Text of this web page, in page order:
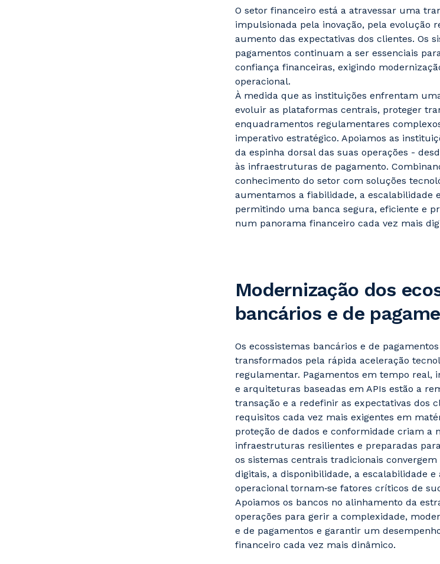
O setor financeiro está a atravessar uma
impulsionada pela inovação, pela evolução
aumento das expectativas dos clientes. Os
pagamentos continuam a ser essenciais
confiança financeiras, exigindo
operacional.
À medida que as instituições enfrentam
evoluir as plataformas centrais, proteger
enquadramentos regulamentares
imperativo estratégico. Apoiamos as
da espinha dorsal das suas operações -
às infraestruturas de pagamento.
conhecimento do setor com soluções
aumentamos a fiabilidade, a escalabilidade
permitindo uma banca segura, eficiente e
num panorama financeiro cada vez mais
Modernização dos
bancários e de
Os ecossistemas bancários e de
transformados pela rápida aceleração
regulamentar. Pagamentos em tempo real,
e arquiteturas baseadas em APIs estão a
transação e a redefinir as expectativas dos
requisitos cada vez mais exigentes em
proteção de dados e conformidade criam a
infraestruturas resilientes e preparadas
os sistemas centrais tradicionais
digitais, a disponibilidade, a escalabilidade
operacional tornam‑se fatores críticos de
Apoiamos os bancos no alinhamento da
operações para gerir a complexidade,
e de pagamentos e garantir um
financeiro cada vez mais dinâmico.